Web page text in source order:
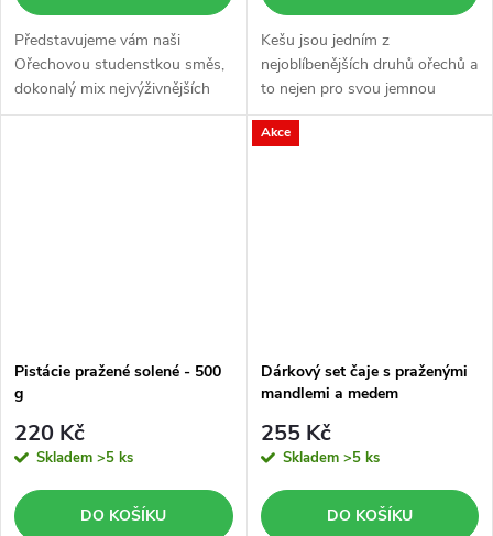
Představujeme vám naši
Ořechovou studenstkou směs,
dokonalý mix nejvýživnějších
ořechů a sladkých rozinek.
Kešu jsou jedním z
nejoblíbenějších druhů ořechů a
to nejen pro svou jemnou
texturu, lahodnou nasládlou
krémovou chuť a pro pestré
Pistácie pražené solené - 500
g
220 Kč
Skladem >5 ks
DO KOŠÍKU
Akce
Dárkový set čaje s praženými
mandlemi a medem
255 Kč
Skladem >5 ks
DO KOŠÍKU